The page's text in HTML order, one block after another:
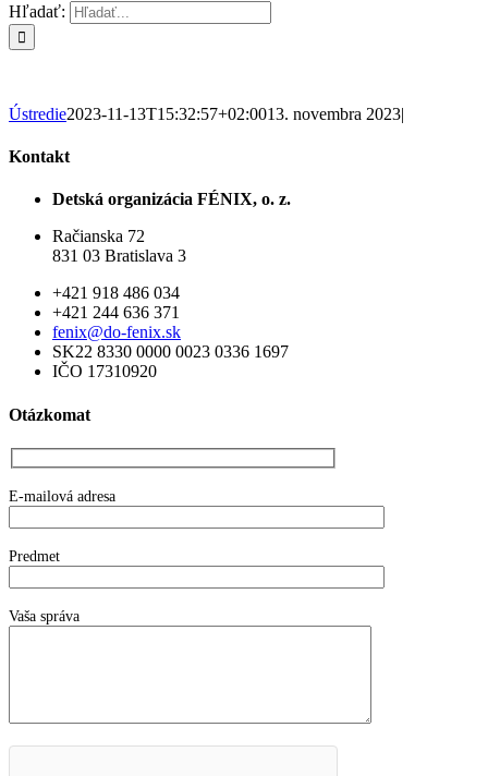
Hľadať:
Ústredie2023-11-13T15:32:57+02:0013. novembra 2023|
Kontakt
Detská organizácia FÉNIX, o. z.
Račianska 72
831 03 Bratislava 3
+421 918 486 034
+421 244 636 371
fenix@do-fenix.sk
SK22 8330 0000 0023 0336 1697
IČO 17310920
Otázkomat
E-mailová adresa
Predmet
Vaša správa